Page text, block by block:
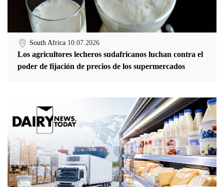
South Africa 10.07.2026
Los agricultores lecheros sudafricanos luchan contra el
poder de fijación de precios de los supermercados